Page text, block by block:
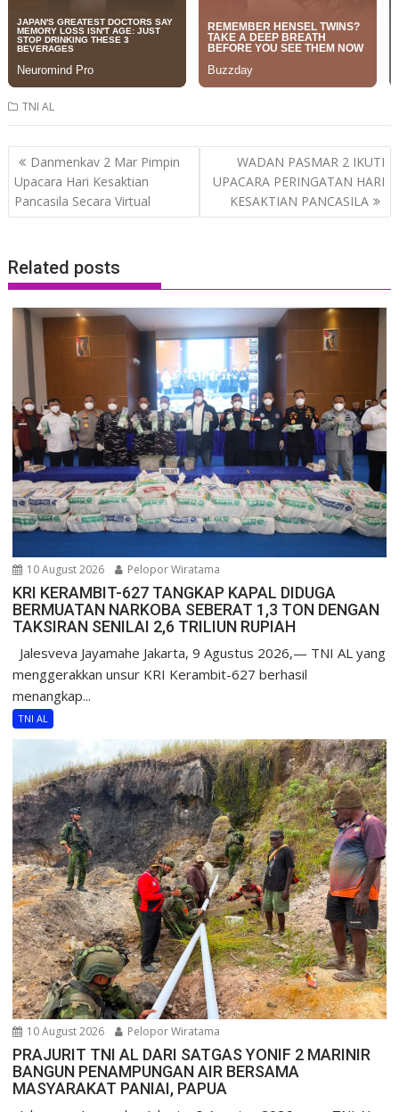
TNI AL
Post
navigation
Danmenkav 2 Mar Pimpin
Upacara Hari Kesaktian
Pancasila Secara Virtual
WADAN PASMAR 2 IKUTI
UPACARA PERINGATAN HARI
KESAKTIAN PANCASILA
Related posts
10 August 2026 Pelopor Wiratama
KRI KERAMBIT-627 TANGKAP KAPAL DIDUGA
BERMUATAN NARKOBA SEBERAT 1,3 TON DENGAN
TAKSIRAN SENILAI 2,6 TRILIUN RUPIAH
Jalesveva Jayamahe Jakarta, 9 Agustus 2026,— TNI AL yang
menggerakkan unsur KRI Kerambit-627 berhasil
menangkap...
TNI AL
10 August 2026 Pelopor Wiratama
PRAJURIT TNI AL DARI SATGAS YONIF 2 MARINIR
BANGUN PENAMPUNGAN AIR BERSAMA
MASYARAKAT PANIAI, PAPUA